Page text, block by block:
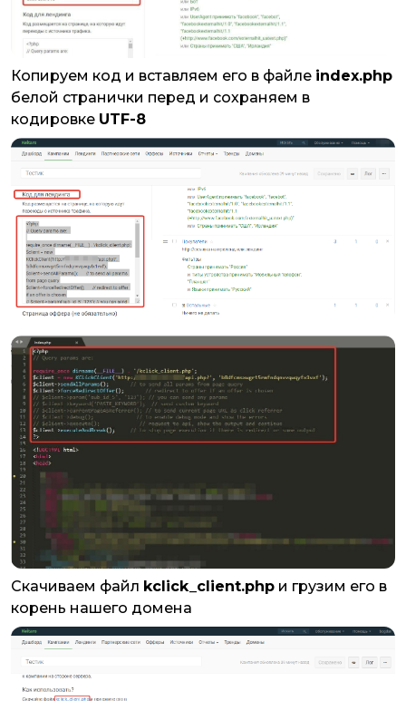
Копируем код и вставляем его в файле index.php
белой странички перед и сохраняем в
кодировке UTF-8
Скачиваем файл kclick_client.php и грузим его в
корень нашего домена